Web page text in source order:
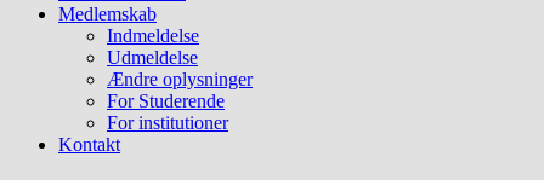
Medlemskab
Indmeldelse
Udmeldelse
Ændre oplysninger
For Studerende
For institutioner
Kontakt